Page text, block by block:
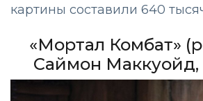
картины составили 640
«Мортал Комбат»
Саймон Маккуойд,